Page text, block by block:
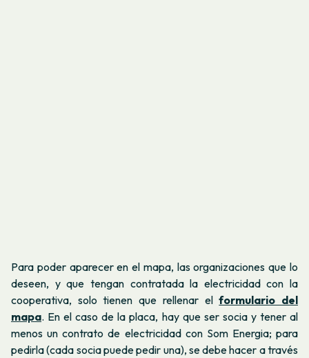
Para poder aparecer en el mapa, las organizaciones que lo
deseen, y que tengan contratada la electricidad con la
cooperativa, solo tienen que rellenar elformulario del
mapa. En el caso de la placa, hay que ser socia y tener al
menos un contrato de electricidad con Som Energia; para
pedirla (cada socia puede pedir una), se debe hacer a través